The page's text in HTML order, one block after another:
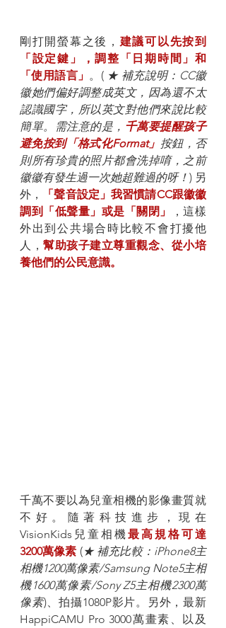
剛打開螢幕之後， 建議可以先按到
「設定鍵」，調整「日期時間」和
「使用語言」 。( ★ 補充說明：CC徽
徽她們偏好調整成英文，因為還不太
認識國字，所以英文對他們來說比較
簡單。需注意的是， 千萬要提醒孩子
避免按到「格式化Format」 按鈕，否
則所有珍貴的照片都會洗掉唷，之前
徽徽有發生過一次她超難過的呀！ ) 另
外，
「聲音設定」我習慣請CC跟徽徽
調到「低聲量」或是「關閉」
，這樣
外出到公共場合時比較不會打擾他
人，幫助孩子建立尊重觀念、從小培
養他們的公民意識。
千萬不要以為兒童相機的影像畫質就
不好。隨著科技進步，現在
VisionKids兒童相機最高規格可達
3200萬像素 (★ 補充比較：iPhone8主
相機1200萬像素/Samsung Note5主相
機1600萬像素/Sony Z5主相機2300萬
像素)、拍攝1080P影片。另外，最新
HappiCAMU Pro 3000萬畫素、以及